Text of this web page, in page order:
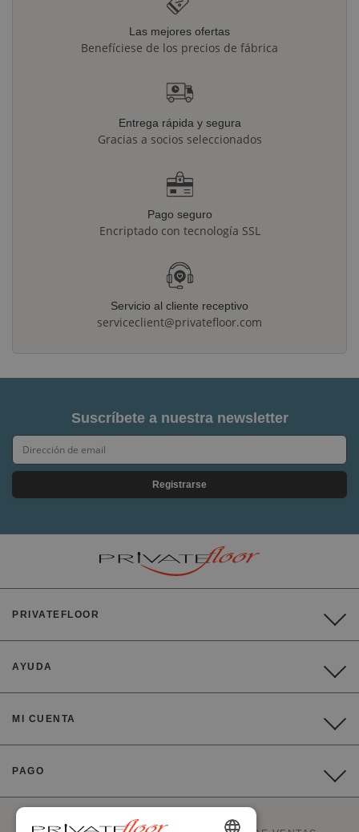
Las mejores ofertas
Benefíciese de los precios de fábrica
Entrega rápida y segura
Gracias a socios seleccionados
Pago seguro
Encriptado con tecnología SSL
Servicio al cliente receptivo
serviceclient@privatefloor.com
Suscríbete a nuestra newsletter
Registrarse
PRIVATEFLOOR
AYUDA
MI CUENTA
PAGO